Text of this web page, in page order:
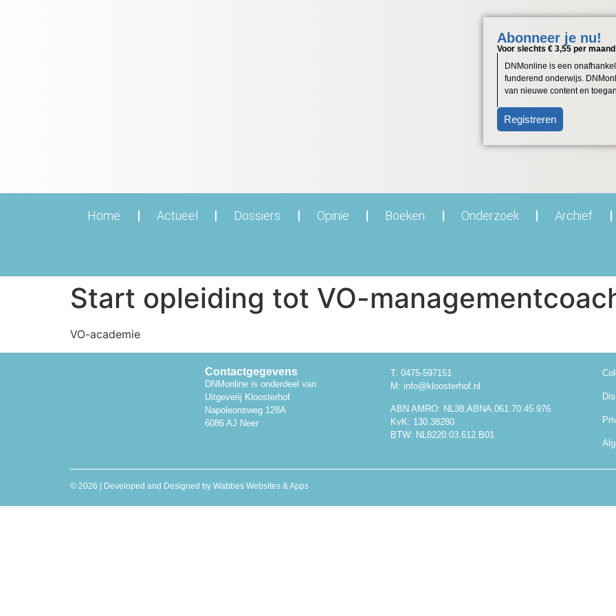
Abonneer je nu!
Voor slechts € 3,55 per
DNMonline is een
funderend onderwijs.
van nieuwe content en
Registreren
Home Actueel Dossiers Opinie Boeken Onderzoek Archief
Start opleiding tot VO-
VO-academie
Contactgegevens
DNMonline is onderdeel van
Uitgeverij Kloosterhof
Napoleonsweg 128A
6086 AJ Neer
T: 0475-597151
M: info@kloosterhof.nl
ABN AMRO: NL38.ABNA.061.70.45.976
KvK: 130.38280
BTW: NL8220.03.612.B01
© 2026 | Developed and Designed by Wabbes Websites & Apps